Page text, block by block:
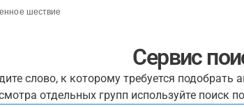
шествие
Сервис
слово, к которому требуется
отдельных групп используйте поиск